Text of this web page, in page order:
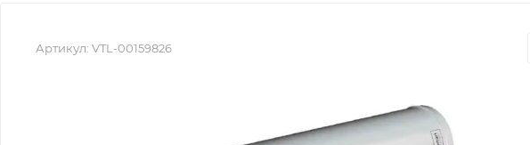
Артикул: VTL-00159826